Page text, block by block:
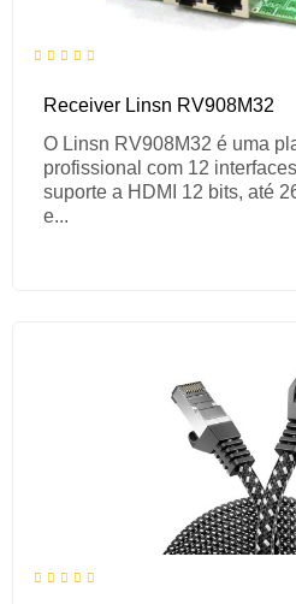
Receiver Linsn RV908M32
O Linsn RV908M32 é uma
profissional com 12
suporte a HDMI 12 bits, até
e...